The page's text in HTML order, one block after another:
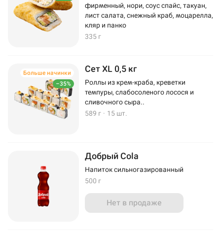
фирменный, нори, соус спайс, такуан,
лист салата, снежный краб, моцарелла,
кляр и панко
335 г
–35%
Больше начинки Сет XL 0,5 кг
Роллы из крем-краба, креветки
темпуры, слабосоленого лосося и
сливочного сыра..
589 г · 15 шт.
Добрый Cola
Напиток сильногазированный
500 г
Нет в продаже